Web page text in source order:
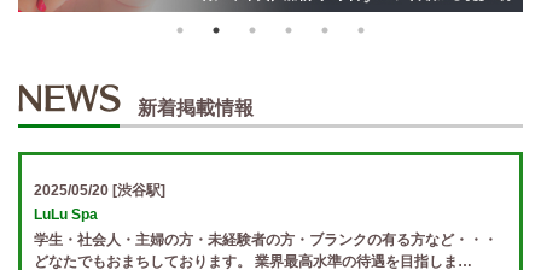
新着掲載情報
2025/05/20 [渋谷駅]
LuLu Spa
学生・社会人・主婦の方・未経験者の方・ブランクの有る方など・・・
どなたでもおまちしております。 業界最高水準の待遇を目指しま…